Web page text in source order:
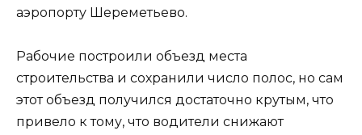
аэропорту Шереметьево.
Рабочие построили объезд места
строительства и сохранили число полос, но сам
этот объезд получился достаточно крутым, что
привело к тому, что водители снижают